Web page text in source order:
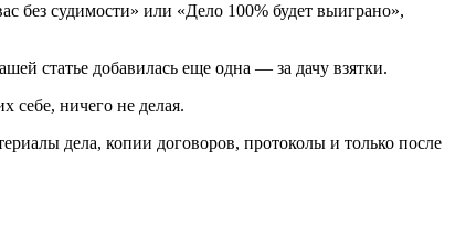
без судимости» или «Дело 100% будет выиграно»,
статье добавилась еще одна — за дачу взятки.
себе, ничего не делая.
дела, копии договоров, протоколы и только после